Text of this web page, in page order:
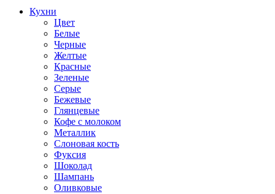
Кухни
Цвет
Белые
Черные
Желтые
Красные
Зеленые
Серые
Бежевые
Глянцевые
Кофе с молоком
Металлик
Слоновая кость
Фуксия
Шоколад
Шампань
Оливковые